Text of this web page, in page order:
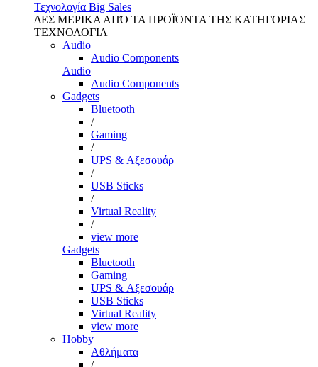
Τεχνολογία Big Sales
ΔΕΣ ΜΕΡΙΚΑ ΑΠΌ ΤΑ ΠΡΟΪΌΝΤΑ ΤΗΣ ΚΑΤΗΓΟΡΙΑΣ
ΤΕΧΝΟΛΟΓΙΑ
Audio
Audio Components
Audio
Audio Components
Gadgets
Bluetooth
/
Gaming
/
UPS & Αξεσουάρ
/
USB Sticks
/
Virtual Reality
/
view more
Gadgets
Bluetooth
Gaming
UPS & Αξεσουάρ
USB Sticks
Virtual Reality
view more
Hobby
Αθλήματα
/